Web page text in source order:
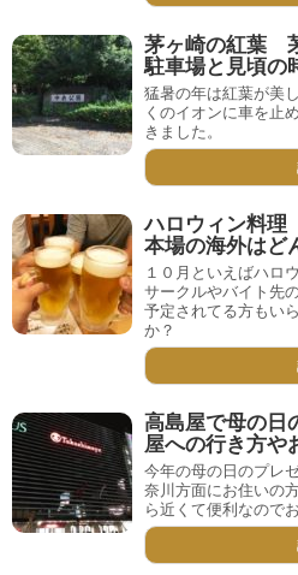
茅ヶ崎の紅葉
駐車場と見頃の
猛暑の年は紅葉が美
くのイオンに車を止
きました。
ハロウィン料
本場の海外はど
１０月といえばハロ
サークルやバイト先
予定されてる方もい
か？
高島屋で母の日
屋への行き方や
今年の母の日のプレ
奈川方面にお住いの
ら近くて便利なので